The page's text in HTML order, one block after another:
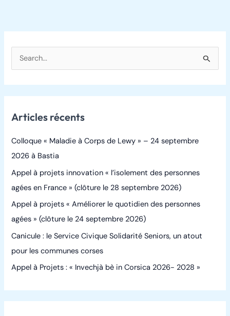
e
:
Articles récents
Colloque « Maladie à Corps de Lewy » – 24 septembre
2026 à Bastia
Appel à projets innovation « l’isolement des personnes
agées en France » (clôture le 28 septembre 2026)
Appel à projets « Améliorer le quotidien des personnes
agées » (clôture le 24 septembre 2026)
Canicule : le Service Civique Solidarité Seniors, un atout
pour les communes corses
Appel à Projets : « Invechjà bè in Corsica 2026- 2028 »